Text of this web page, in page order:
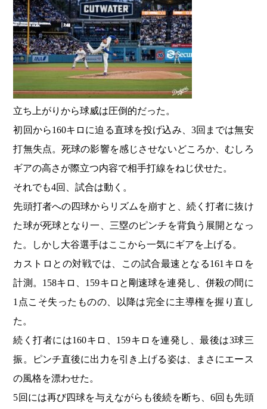
立ち上がりから球威は圧倒的だった。
初回から160キロに迫る直球を投げ込み、3回までは無安
打無失点。死球の影響を感じさせないどころか、むしろ
ギアの高さが際立つ内容で相手打線をねじ伏せた。
それでも4回、試合は動く。
先頭打者への四球からリズムを崩すと、続く打者に抜け
た球が死球となり一、三塁のピンチを背負う展開となっ
た。しかし大谷選手はここから一気にギアを上げる。
カストロとの対戦では、この試合最速となる161キロを
計測。158キロ、159キロと剛速球を連発し、併殺の間に
1点こそ失ったものの、以降は完全に主導権を握り直し
た。
続く打者には160キロ、159キロを連発し、最後は3球三
振。ピンチ直後に出力を引き上げる姿は、まさにエース
の風格を漂わせた。
5回には再び四球を与えながらも後続を断ち、6回も先頭